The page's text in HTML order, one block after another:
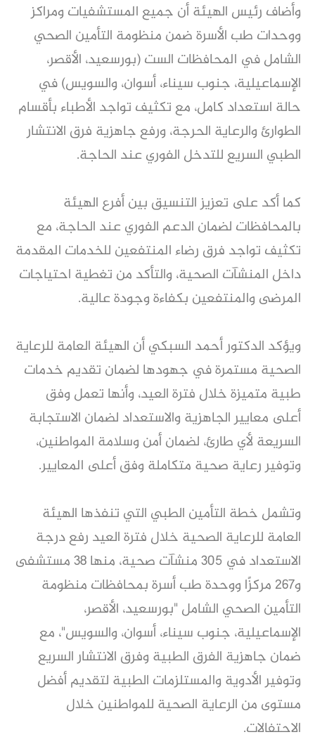
وأضاف رئيس الهيئة أن جميع المستشفيات ومراكز
ووحدات طب الأسرة ضمن منظومة التأمين الصحي
الشامل في المحافظات الست (بورسعيد، الأقصر،
الإسماعيلية، جنوب سيناء، أسوان، والسويس) في
حالة استعداد كامل، مع تكثيف تواجد الأطباء بأقسام
الطوارئ والرعاية الحرجة، ورفع جاهزية فرق الانتشار
الطبي السريع للتدخل الفوري عند الحاجة.
كما أكد على تعزيز التنسيق بين أفرع الهيئة
بالمحافظات لضمان الدعم الفوري عند الحاجة، مع
تكثيف تواجد فرق رضاء المنتفعين للخدمات المقدمة
داخل المنشآت الصحية، والتأكد من تغطية احتياجات
المرضى والمنتفعين بكفاءة وجودة عالية.
ويؤكد الدكتور أحمد السبكي أن الهيئة العامة للرعاية
الصحية مستمرة في جهودها لضمان تقديم خدمات
طبية متميزة خلال فترة العيد، وأنها تعمل وفق
أعلى معايير الجاهزية والاستعداد لضمان الاستجابة
السريعة لأي طارئ، لضمان أمن وسلامة المواطنين،
وتوفير رعاية صحية متكاملة وفق أعلى المعايير.
وتشمل خطة التأمين الطبي التي تنفذها الهيئة
العامة للرعاية الصحية خلال فترة العيد رفع درجة
الاستعداد في 305 منشآت صحية، منها 38 مستشفى
و267 مركزًا ووحدة طب أسرة بمحافظات منظومة
التأمين الصحي الشامل "بورسعيد، الأقصر،
الإسماعيلية، جنوب سيناء، أسوان، والسويس"، مع
ضمان جاهزية الفرق الطبية وفرق الانتشار السريع
وتوفير الأدوية والمستلزمات الطبية لتقديم أفضل
مستوى من الرعاية الصحية للمواطنين خلال
الاحتفالات.